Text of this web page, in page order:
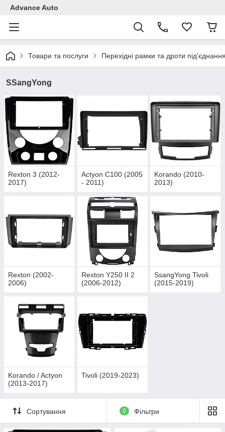
Advance Auto
Товари та послуги Перехідні рамки та дроти
SSangYong
Rexton 3 (2012-
2017)
Actyon C100 (2005
- 2011)
Korando (2010-
2013)
Rexton (2002-
2006)
Rexton Y250 II 2
(2006-2012)
SsangYong Tivoli
(2015-2019)
Korando / Actyon
(2013-2017)
Tivoli (2019-2023)
Сортування 0 Фільтри